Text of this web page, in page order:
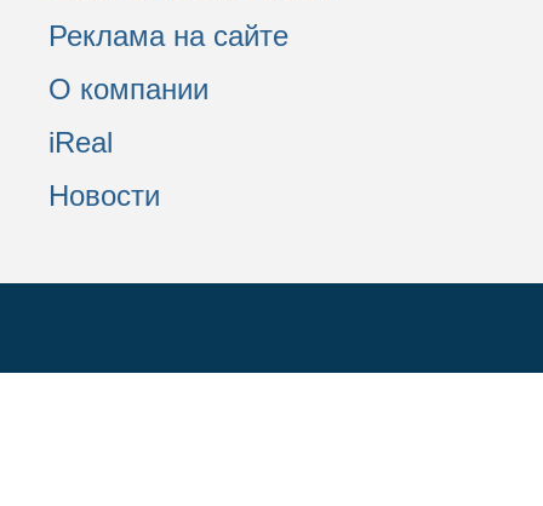
Реклама на сайте
О компании
iReal
Новости